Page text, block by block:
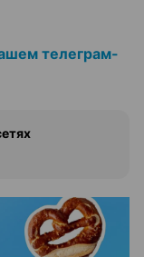
телеграм-